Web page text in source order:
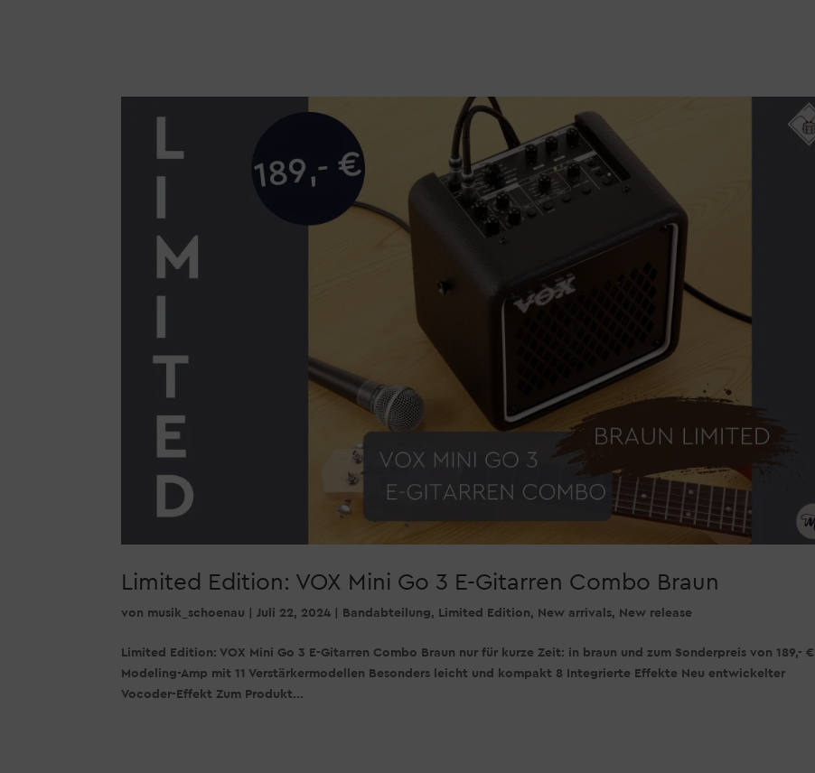
Limited Edition: VOX Mini Go 3 E-Gitarren Combo Braun
von musik_schoenau |Juli 22, 2024 Bandabteilung, Limited Edition, New arrivals, New release
Limited Edition: VOX Mini Go 3 E-Gitarren Combo Braun nur für kurze Zeit: in braun und zum Sonderpreis von 189,- €
Modeling-Amp mit 11 Verstärkermodellen Besonders leicht und kompakt 8 Integrierte Effekte Neu entwickelter
Vocoder-Effekt Zum Produkt...